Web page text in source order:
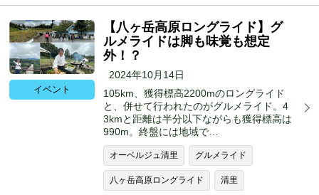
イベント
【八ヶ岳高原ロングライド】グ
ルメライドは脚も味覚も想定
外！？
2024年10月14日
105km、獲得標高2200mのロングライド
と、併せて行われたのがグルメライド。4
3kmと距離は半分以下ながらも獲得標高は
990m。終盤には地域で…
オーベルジュ清里 グルメライド
八ヶ岳高原ロングライド 清里